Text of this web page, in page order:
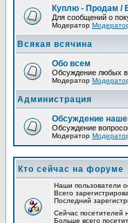
Куплю - Продам /
Для сообщений о
Модератор
Всякая всячина
Обо всем
Обсуждение любых
Модератор
Администрация
Обсуждение
Обсуждение
Модератор
Кто сейчас на форуме
Наши пользователи
Всего
Последний
Сейчас посетителей
Больше всего